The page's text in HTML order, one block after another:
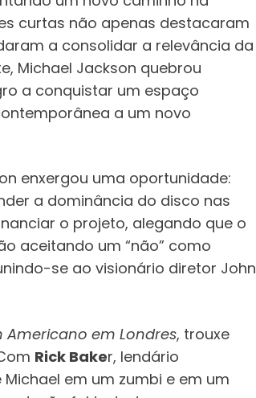
curtas não apenas destacaram
a consolidar a relevância da
Michael Jackson quebrou
a conquistar um espaço
a um novo
enxergou uma oportunidade:
a dominância do disco nas
o projeto, alegando que o
aceitando um “não” como
se ao visionário diretor John
Americano em Londres, trouxe
Rick Baker, lendário
em um zumbi e em um